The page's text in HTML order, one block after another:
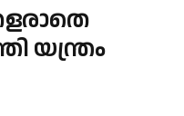
യന്ത്രം